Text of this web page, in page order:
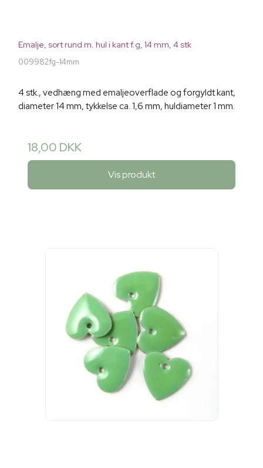
Emalje, sort rund m. hul i kant f.g, 14 mm, 4 stk
009982fg-14mm
4 stk., vedhæng med emaljeoverflade og forgyldt kant,
diameter 14 mm, tykkelse ca. 1,6 mm, huldiameter 1 mm.
18,00 DKK
Vis produkt